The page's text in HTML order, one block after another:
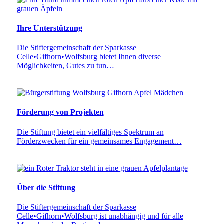
Ihre Unterstützung
Die Stiftergemeinschaft der Sparkasse
Celle•Gifhorn•Wolfsburg bietet Ihnen diverse
Möglichkeiten, Gutes zu tun…
Förderung von Projekten
Die Stiftung bietet ein vielfältiges Spektrum an
Förderzwecken für ein gemeinsames Engagement…
Über die Stiftung
Die Stiftergemeinschaft der Sparkasse
Celle•Gifhorn•Wolfsburg ist unabhängig und für alle